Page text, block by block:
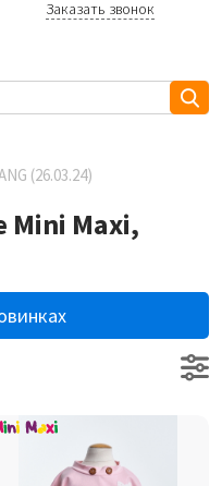
Заказать звонок
(26.03.24)
Mini Maxi,